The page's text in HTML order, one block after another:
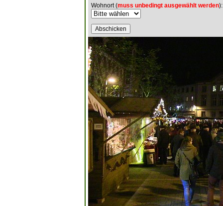
Wohnort (muss unbedingt ausgewählt werden):